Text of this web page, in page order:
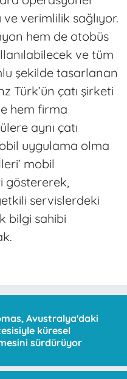
verimlilik sağlıyor.
hem de otobüs
ve tüm
şekilde tasarlanan
Türk’ün çatı şirketi
hem firma
aynı çatı
uygulama olma
mobil
göstererek,
servislerdeki
bilgi sahibi
Avustralya'daki
küresel
sürdürüyor